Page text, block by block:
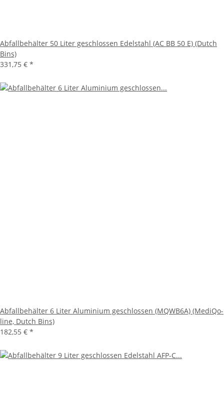
Abfallbehälter 50 Liter geschlossen Edelstahl (AC BB 50 E) (Dutch
Bins)
331,75 € *
Abfallbehälter 6 Liter Aluminium geschlossen (MQWB6A) (MediQo-
line, Dutch Bins)
182,55 € *